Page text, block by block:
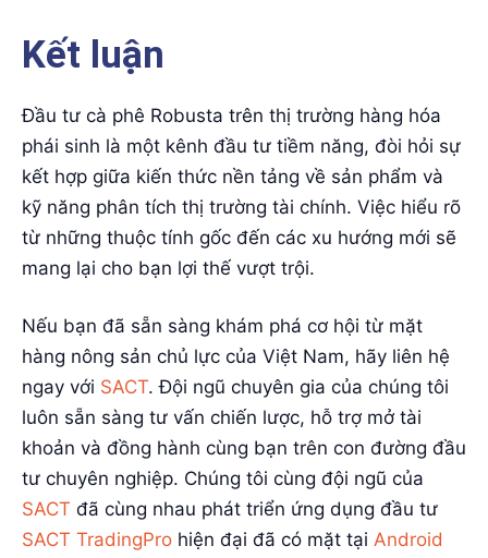
Kết luận
Đầu tư cà phê Robusta trên thị trường hàng hóa
phái sinh là một kênh đầu tư tiềm năng, đòi hỏi sự
kết hợp giữa kiến thức nền tảng về sản phẩm và
kỹ năng phân tích thị trường tài chính. Việc hiểu rõ
từ những thuộc tính gốc đến các xu hướng mới sẽ
mang lại cho bạn lợi thế vượt trội.
Nếu bạn đã sẵn sàng khám phá cơ hội từ mặt
hàng nông sản chủ lực của Việt Nam, hãy liên hệ
ngay với SACT. Đội ngũ chuyên gia của chúng tôi
luôn sẵn sàng tư vấn chiến lược, hỗ trợ mở tài
khoản và đồng hành cùng bạn trên con đường đầu
tư chuyên nghiệp. Chúng tôi cùng đội ngũ của
SACT đã cùng nhau phát triển ứng dụng đầu tư
SACT TradingPro hiện đại đã có mặt tại Android